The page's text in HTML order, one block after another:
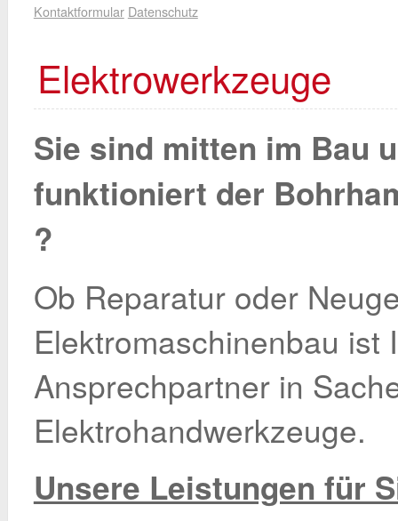
Kontaktformular Datenschutz
Elektrowerkzeuge
Sie sind mitten im Bau
funktioniert der
?
Ob Reparatur oder
Elektromaschinenbau ist
Ansprechpartner in
Elektrohandwerkzeuge.
Unsere Leistungen für